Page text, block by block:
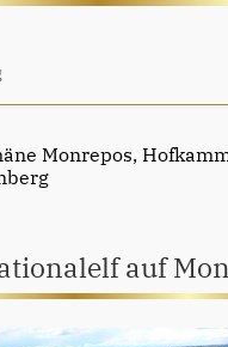
Monrepos,
auf